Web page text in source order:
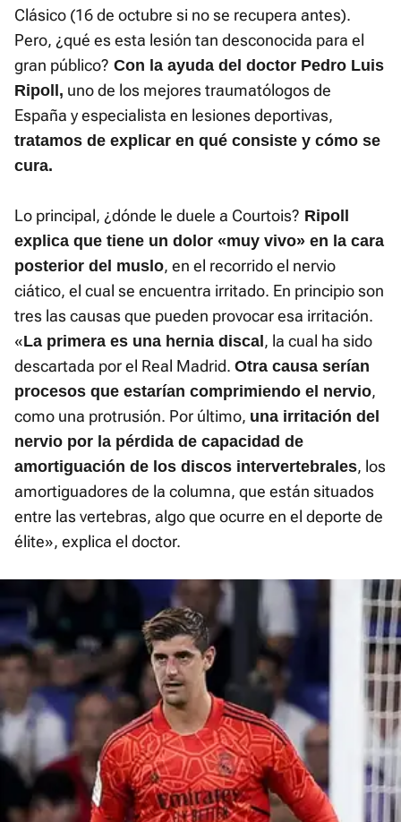
Clásico (16 de octubre si no se recupera antes).
Pero, ¿qué es esta lesión tan desconocida para el
gran público? Con la ayuda del doctor Pedro Luis
Ripoll, uno de los mejores traumatólogos de
España y especialista en lesiones deportivas,
tratamos de explicar en qué consiste y cómo se
cura.
Lo principal, ¿dónde le duele a Courtois? Ripoll
explica que tiene un dolor «muy vivo» en la cara
posterior del muslo, en el recorrido el nervio
ciático, el cual se encuentra irritado. En principio son
tres las causas que pueden provocar esa irritación.
«La primera es una hernia discal, la cual ha sido
descartada por el Real Madrid. Otra causa serían
procesos que estarían comprimiendo el nervio,
como una protrusión. Por último, una irritación del
nervio por la pérdida de capacidad de
amortiguación de los discos intervertebrales, los
amortiguadores de la columna, que están situados
entre las vertebras, algo que ocurre en el deporte de
élite», explica el doctor.